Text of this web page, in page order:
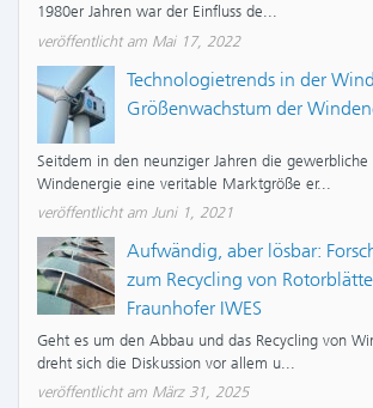
1980er Jahren war der Einfluss de...
veröffentlicht am Mai 17, 2022
Technologietrends in der
Größenwachstum der
Seitdem in den neunziger Jahren die
Windenergie eine veritable Marktgröße er...
veröffentlicht am Juni 1, 2021
Aufwändig, aber lösbar:
zum Recycling von
Fraunhofer IWES
Geht es um den Abbau und das Recycling von
dreht sich die Diskussion vor allem u...
veröffentlicht am März 31, 2025